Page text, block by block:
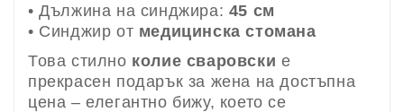
• Дължина на синджира: 45 см
• Синджир от медицинска стомана
Това стилно колие сваровски е
прекрасен подарък за жена на достъпна
цена – елегантно бижу, което се